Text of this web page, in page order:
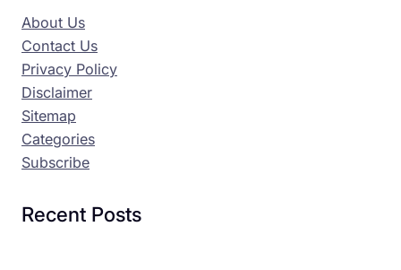
About Us
Contact Us
Privacy Policy
Disclaimer
Sitemap
Categories
Subscribe
Recent Posts